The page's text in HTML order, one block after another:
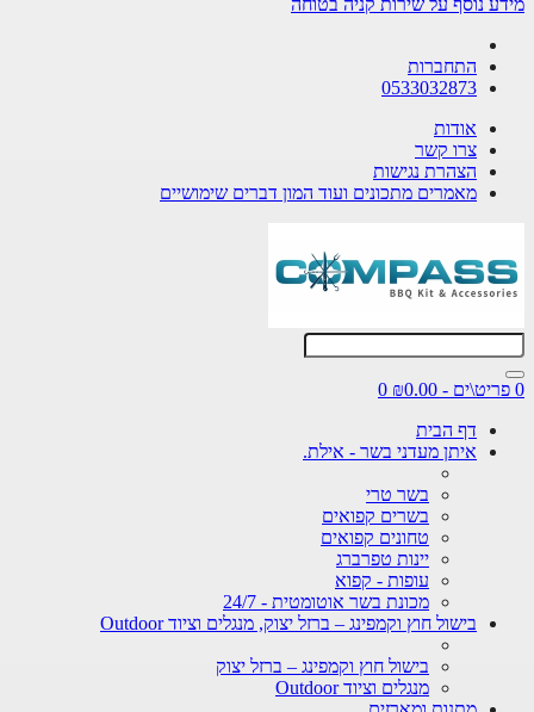
התחברות
0533032873
אודות
צרו קשר
הצהרת נגישות
מאמרים מתכונים ועוד המון דברים שימושיים
0
דף הבית
איתן מעדני בשר - אילת.
בשר טרי
בשרים קפואים
טחונים קפואים
יינות טפרברג
עופות - קפוא
מכונת בשר אוטומטית - 24/7
בישול חוץ וקמפינג – ברזל יצוק, מנגלים וציוד Outdoor
בישול חוץ וקמפינג – ברזל יצוק
מנגלים וציוד Outdoor